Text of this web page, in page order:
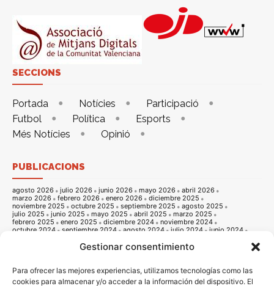
Gestionar consentimiento
Para ofrecer las mejores experiencias, utilizamos tecnologías como las
cookies para almacenar y/o acceder a la información del dispositivo. El
SECCIONS
Portada Notícies
Participació
Futbol
Política
Esports
Més Notícies
Opinió
PUBLICACIONS
agosto 2026 julio 2026 junio 2026 mayo 2026
abril 2026
marzo 2026
febrero 2026 enero 2026
diciembre 2025
noviembre 2025
octubre 2025 septiembre 2025
agosto 2025
julio 2025
junio 2025 mayo 2025 abril 2025
marzo 2025
febrero 2025
enero 2025 diciembre 2024
noviembre 2024
octubre 2024
septiembre 2024 agosto 2024 julio 2024
junio 2024
noviembre 2023 octubre 2023
septiembre 2023
julio 2023 junio 2023 mayo 2023
abril 2023
noviembre 2022
octubre 2022 septiembre 2022
agosto 2022
julio 2022
junio 2022 mayo 2022 abril 2022
marzo 2022